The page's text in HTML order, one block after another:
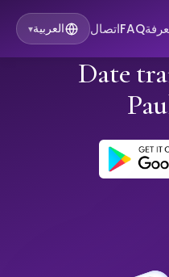
FAQاتصال العربية▾
Date